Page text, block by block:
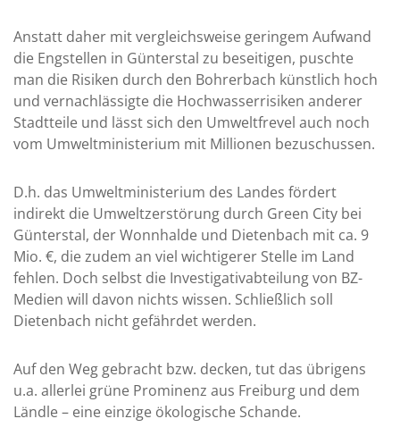
Anstatt daher mit vergleichsweise geringem Aufwand
die Engstellen in Günterstal zu beseitigen, puschte
man die Risiken durch den Bohrerbach künstlich hoch
und vernachlässigte die Hochwasserrisiken anderer
Stadtteile und lässt sich den Umweltfrevel auch noch
vom Umweltministerium mit Millionen bezuschussen.
D.h. das Umweltministerium des Landes fördert
indirekt die Umweltzerstörung durch Green City bei
Günterstal, der Wonnhalde und Dietenbach mit ca. 9
Mio. €, die zudem an viel wichtigerer Stelle im Land
fehlen. Doch selbst die Investigativabteilung von BZ-
Medien will davon nichts wissen. Schließlich soll
Dietenbach nicht gefährdet werden.
Auf den Weg gebracht bzw. decken, tut das übrigens
u.a. allerlei grüne Prominenz aus Freiburg und dem
Ländle – eine einzige ökologische Schande.